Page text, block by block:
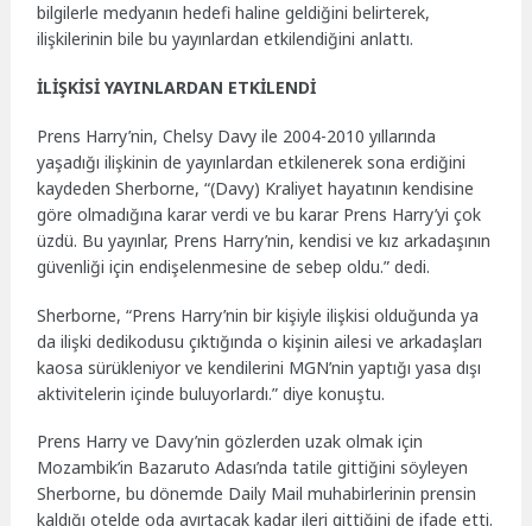
bilgilerle medyanın hedefi haline geldiğini belirterek,
ilişkilerinin bile bu yayınlardan etkilendiğini anlattı.
İLİŞKİSİ YAYINLARDAN ETKİLENDİ
Prens Harry’nin, Chelsy Davy ile 2004-2010 yıllarında
yaşadığı ilişkinin de yayınlardan etkilenerek sona erdiğini
kaydeden Sherborne, “(Davy) Kraliyet hayatının kendisine
göre olmadığına karar verdi ve bu karar Prens Harry’yi çok
üzdü. Bu yayınlar, Prens Harry’nin, kendisi ve kız arkadaşının
güvenliği için endişelenmesine de sebep oldu.” dedi.
Sherborne, “Prens Harry’nin bir kişiyle ilişkisi olduğunda ya
da ilişki dedikodusu çıktığında o kişinin ailesi ve arkadaşları
kaosa sürükleniyor ve kendilerini MGN’nin yaptığı yasa dışı
aktivitelerin içinde buluyorlardı.” diye konuştu.
Prens Harry ve Davy’nin gözlerden uzak olmak için
Mozambik’in Bazaruto Adası’nda tatile gittiğini söyleyen
Sherborne, bu dönemde Daily Mail muhabirlerinin prensin
kaldığı otelde oda ayırtacak kadar ileri gittiğini de ifade etti.